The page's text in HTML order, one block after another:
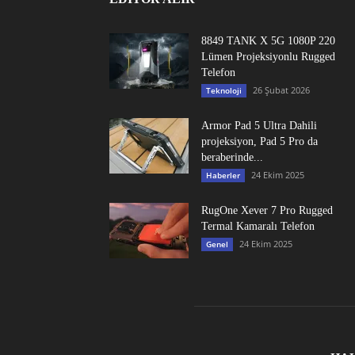
8849 TANK X 5G 1080P 220
Lümen Projeksiyonlu Rugged
Telefon
Teknoloji 26 Şubat 2026
Armor Pad 5 Ultra Dahili
projeksiyon, Pad 5 Pro da
beraberinde...
Haberler 24 Ekim 2025
RugOne Xever 7 Pro Rugged
Termal Kamaralı Telefon
Genel 24 Ekim 2025